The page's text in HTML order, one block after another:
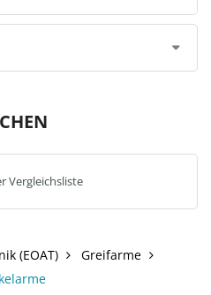
Vergleichsliste
(EOAT)
Greifarme